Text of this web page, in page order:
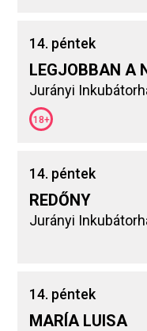
14. péntek
LEGJOBBAN A
Jurányi
18+
14. péntek
REDŐNY
Jurányi
14. péntek
MARÍA LUISA